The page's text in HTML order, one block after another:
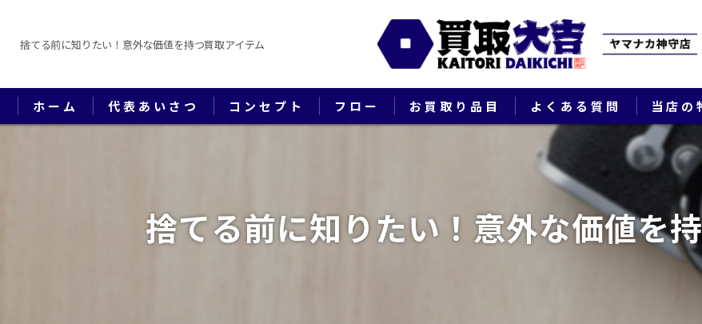
捨てる前に知りたい！意外な価値を持つ買取アイテム
ホーム 代表あいさつ コンセプト フロー お買取り品目 よくある質問 当店の
ブランド
貴金属
切手
捨てる前に知りたい！意外な価値を